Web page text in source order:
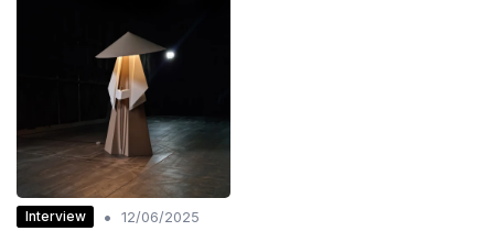
Interview • 12/06/2025